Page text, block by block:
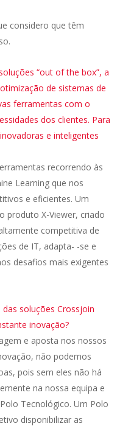
considero que têm
“out of the box”, a
de sistemas de
ferramentas com o
dos clientes. Para
e inteligentes
recorrendo às
Learning que nos
e eficientes. Um
produto X-Viewer, criado
competitiva de
de IT, adapta- -se e
desafios mais exigentes
soluções Crossjoin
inovação?
e aposta nos nossos
não podemos
pois sem eles não há
na nossa equipa e
Tecnológico. Um Polo
disponibilizar as